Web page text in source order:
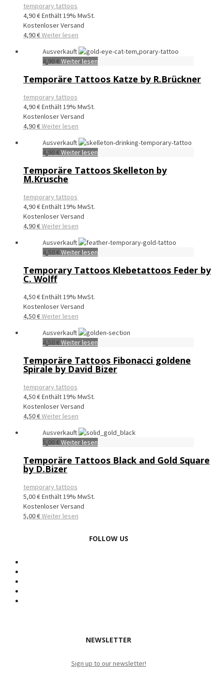
temporary tattoos
4,90€Enthält 19% MwSt.
Kostenloser Versand
4,90€Weiter lesen
Ausverkauft
4,90€ Weiter lesen
Temporäre Tattoos Katze by R.Brückner
temporary tattoos
4,90€Enthält 19% MwSt.
Kostenloser Versand
4,90€Weiter lesen
Ausverkauft
4,90€ Weiter lesen
Temporäre Tattoos Skelleton by
M.Krusche
temporary tattoos
4,90€Enthält 19% MwSt.
Kostenloser Versand
4,90€Weiter lesen
Ausverkauft
4,50€ Weiter lesen
Temporary Tattoos Klebetattoos Feder by
C. Wolff
4,50€Enthält 19% MwSt.
Kostenloser Versand
4,50€Weiter lesen
Ausverkauft
4,50€ Weiter lesen
Temporäre Tattoos Fibonacci goldene
Spirale by David Bizer
temporary tattoos
4,50€Enthält 19% MwSt.
Kostenloser Versand
4,50€Weiter lesen
Ausverkauft
5,00€ Weiter lesen
Temporäre Tattoos Black and Gold Square
by D.Bizer
temporary tattoos
5,00€Enthält 19% MwSt.
Kostenloser Versand
5,00€Weiter lesen
FOLLOW US
NEWSLETTER
Sign up to our newsletter!